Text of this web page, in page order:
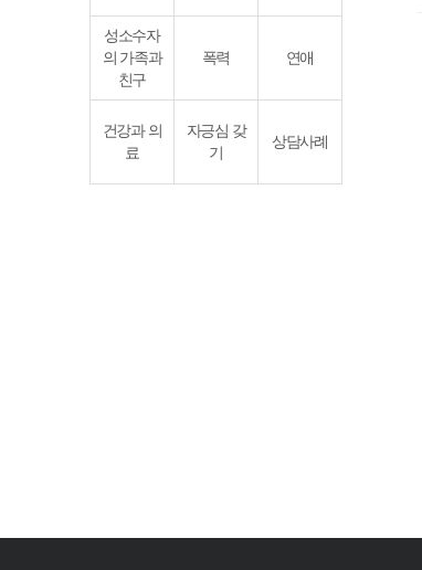
성소수자
의 가족과
친구
폭력 연애
건강과 의
료
자긍심 갖
기
상담사례